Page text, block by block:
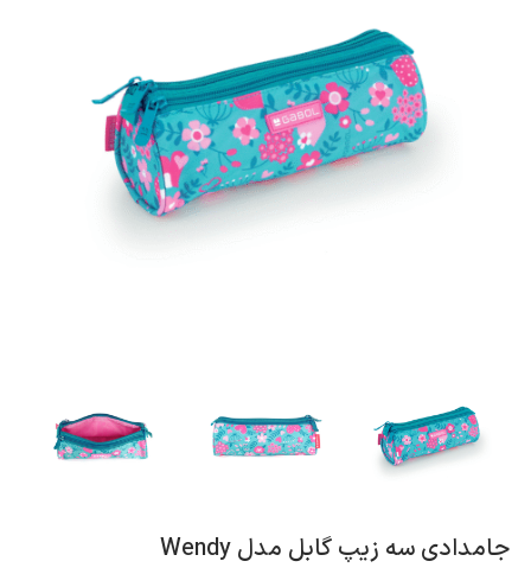
جامدادی سه زیپ گابل مدل Wendy